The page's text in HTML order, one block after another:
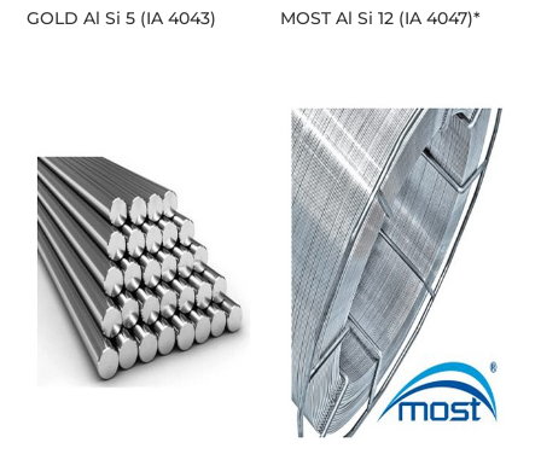
GOLD Al Si 5 (IA 4043) MOST Al Si 12 (IA 4047)*